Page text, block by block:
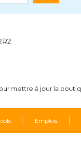
mettre à jour la
Emplois